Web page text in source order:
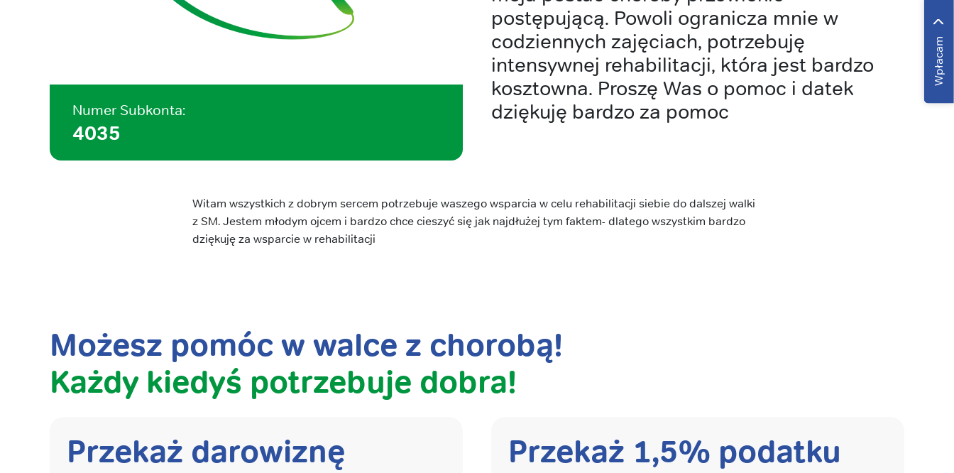
Wpłacam
Numer Subkonta:
4035
postępującą. Powoli ogranicza mnie w
codziennych zajęciach, potrzebuję
intensywnej rehabilitacji, która jest bardzo
kosztowna. Proszę Was o pomoc i datek
dziękuję bardzo za pomoc
Witam wszystkich z dobrym sercem potrzebuje waszego wsparcia w celu rehabilitacji siebie do dalszej walki
z SM. Jestem młodym ojcem i bardzo chce cieszyć się jak najdłużej tym faktem- dlatego wszystkim bardzo
dziękuję za wsparcie w rehabilitacji
Możesz pomóc w walce z chorobą!
Każdy kiedyś potrzebuje dobra!
Przekaż darowiznę
Przekaż 1,5% podatku